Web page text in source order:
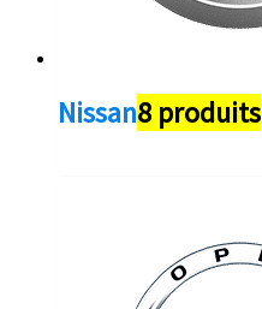
Nissan8 produits